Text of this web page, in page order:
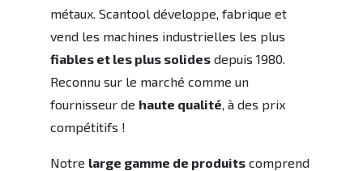
métaux. Scantool développe, fabrique et
vend les machines industrielles les plus
fiables et les plus solides depuis 1980.
Reconnu sur le marché comme un
fournisseur de haute qualité , à des prix
compétitifs !
Notre large gamme de produits comprend